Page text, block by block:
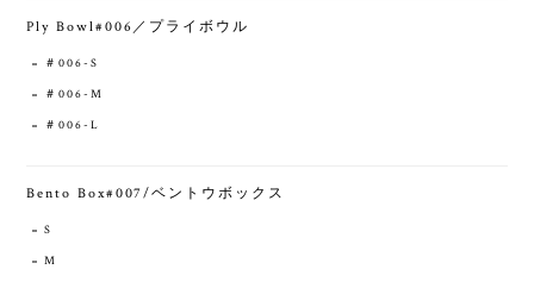
Ply Bowl#006／プライボウル
＃006-S
＃006-M
＃006-L
Bento Box#007/ベントウボックス
S
M